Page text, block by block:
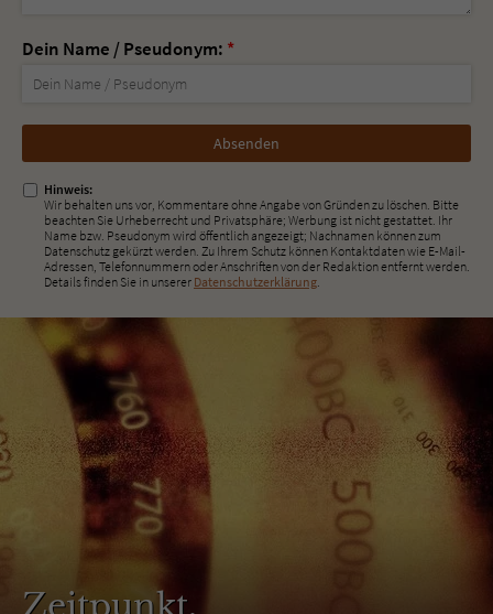
Dein Name / Pseudonym: *
Nicht
ausfüllen!
Hinweis:
Wir behalten uns vor, Kommentare ohne Angabe von Gründen zu löschen. Bitte
beachten Sie Urheberrecht und Privatsphäre; Werbung ist nicht gestattet. Ihr
Name bzw. Pseudonym wird öffentlich angezeigt; Nachnamen können zum
Datenschutz gekürzt werden. Zu Ihrem Schutz können Kontaktdaten wie E-Mail-
Adressen, Telefonnummern oder Anschriften von der Redaktion entfernt werden.
Details finden Sie in unserer Datenschutzerklärung
Zeitpunkt.